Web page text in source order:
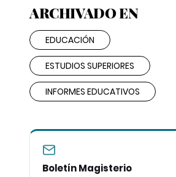
ARCHIVADO EN
EDUCACIÓN
ESTUDIOS SUPERIORES
INFORMES EDUCATIVOS
Boletín Magisterio